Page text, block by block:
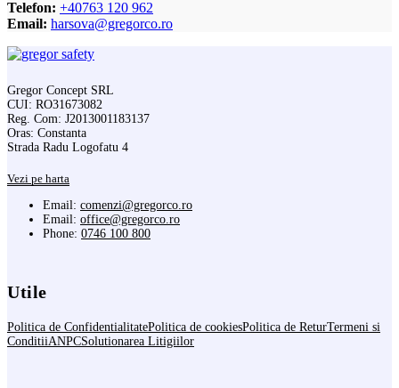
Telefon: +40763 120 962
Email: harsova@gregorco.ro
Gregor Concept SRL
CUI: RO31673082
Reg. Com: J2013001183137
Oras: Constanta
Strada Radu Logofatu 4
Vezi pe harta
Email: comenzi@gregorco.ro
Email: office@gregorco.ro
Phone: 0746 100 800
Utile
Politica de ConfidentialitatePolitica de cookiesPolitica de ReturTermeni si
ConditiiANPCSolutionarea Litigiilor